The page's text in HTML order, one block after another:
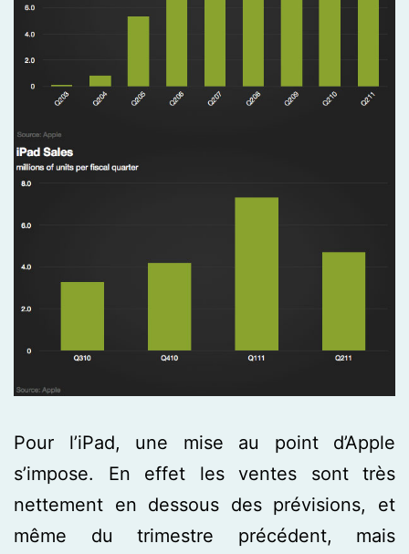
Pour l’iPad, une mise au point d’Apple
s’impose. En effet les ventes sont très
nettement en dessous des prévisions, et
même du trimestre précédent, mais